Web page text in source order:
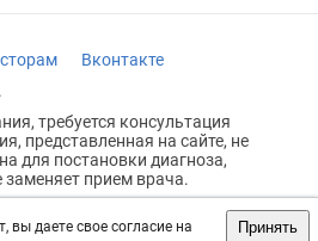
вы даете свое согласие на
Принять
Вконтакте
требуется консультация
представленная на сайте, не
для постановки диагноза,
заменяет прием врача.